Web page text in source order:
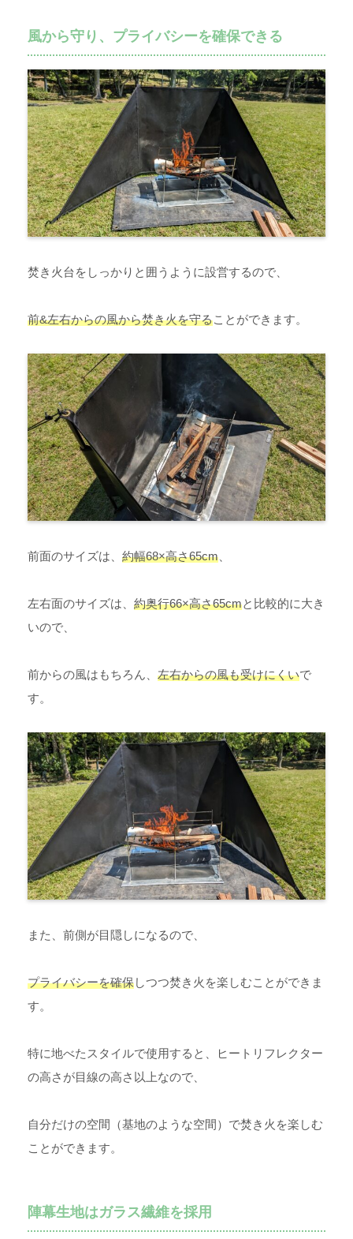
風から守り、プライバシーを確保できる
焚き火台をしっかりと囲うように設営するので、
前&左右からの風から焚き火を守ることができます。
前面のサイズは、 約幅68×高さ65cm
左右面のサイズは、 約奥行66×高さ65cmと比較的に大き
いので、
前からの風はもちろん、 左右からの風も受けにくいで
す。
また、前側が目隠しになるので、
プライバシーを確保しつつ焚き火を楽しむことができま
す。
特に地べたスタイルで使用すると、ヒートリフレクター
の高さが目線の高さ以上なので、
自分だけの空間（基地のような空間）で焚き火を楽しむ
ことができます。
陣幕生地はガラス繊維を採用